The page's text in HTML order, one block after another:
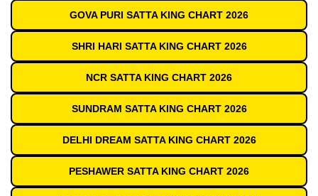
GOVA PURI SATTA KING CHART 2026
SHRI HARI SATTA KING CHART 2026
NCR SATTA KING CHART 2026
SUNDRAM SATTA KING CHART 2026
DELHI DREAM SATTA KING CHART 2026
PESHAWER SATTA KING CHART 2026